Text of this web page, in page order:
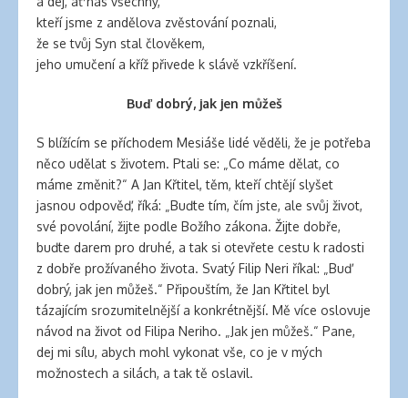
auckland
extensions
walmart
banana
natural
clothing
kteří jsme z andělova zvěstování poznali,
že se tvůj Syn stal člověkem,
jeho umučení a kříž přivede k slávě vzkříšení.
Buď dobrý, jak jen můžeš
S blížícím se příchodem Mesiáše lidé věděli, že je potřeba
něco udělat s životem. Ptali se: „Co máme dělat, co
máme změnit?“ A Jan Křtitel, těm, kteří chtějí slyšet
jasnou odpověď, říká: „Buďte tím, čím jste, ale svůj život,
své povolání, žijte podle Božího zákona. Žijte dobře,
buďte darem pro druhé, a tak si otevřete cestu k radosti
z dobře prožívaného života. Svatý Filip Neri říkal: „Buď
dobrý, jak jen můžeš.“ Připouštím, že Jan Křtitel byl
tázajícím srozumitelnější a konkrétnější. Mě více oslovuje
návod na život od Filipa Neriho. „Jak jen můžeš.“ Pane,
dej mi sílu, abych mohl vykonat vše, co je v mých
možnostech a silách, a tak tě oslavil.